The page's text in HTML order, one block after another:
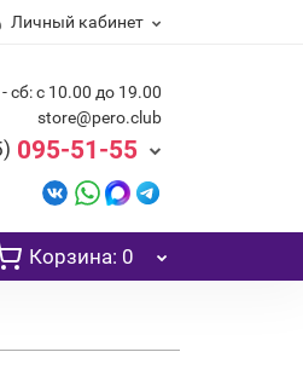
Личный кабинет
сб: с 10.00 до 19.00
store@pero.club
095-51-55
Корзина: 0